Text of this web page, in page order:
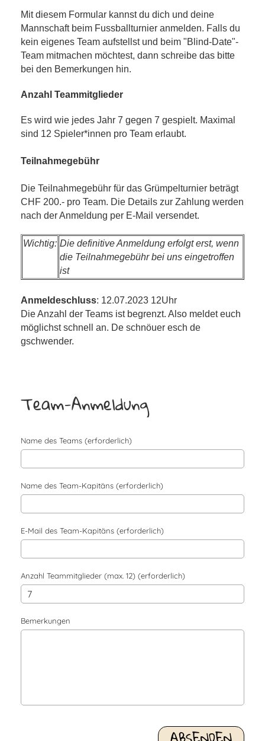
Mit diesem Formular kannst du dich und deine
Mannschaft beim Fussballturnier anmelden. Falls du
kein eigenes Team aufstellst und beim "Blind-Date"-
Team mitmachen möchtest, dann schreibe das bitte
bei den Bemerkungen hin.
Anzahl Teammitglieder
Es wird wie jedes Jahr 7 gegen 7 gespielt. Maximal
sind 12 Spieler*innen pro Team erlaubt.
Teilnahmegebühr
Die Teilnahmegebühr für das Grümpelturnier beträgt
CHF 200.- pro Team. Die Details zur Zahlung werden
nach der Anmeldung per E-Mail versendet.
Wichtig: Die definitive Anmeldung erfolgt erst, wenn
die Teilnahmegebühr bei uns eingetroffen
ist
Anmeldeschluss: 12.07.2023 12Uhr
Die Anzahl der Teams ist begrenzt. Also meldet euch
möglichst schnell an. De schnöuer esch de
gschwender.
Team-Anmeldung
Name des Teams (erforderlich)
Name des Team-Kapitäns (erforderlich)
E-Mail des Team-Kapitäns (erforderlich)
Anzahl Teammitglieder (max. 12) (erforderlich)
Bemerkungen